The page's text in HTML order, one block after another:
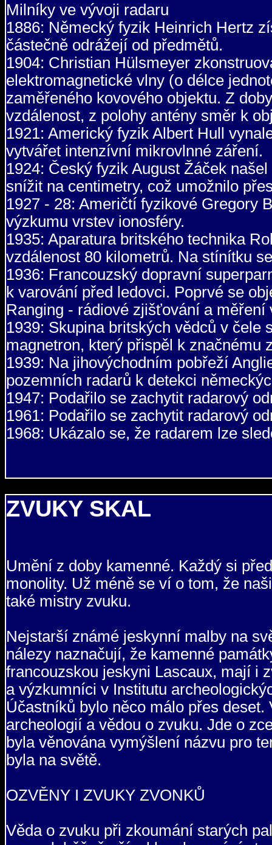
Milníky ve vývoji radaru
1886: Německý fyzik Heinrich Hertz
částečně odrážejí od předmětů.
1904: Christian Hülsmeyer
elektromagnetické vlny (o délce
zaměřeného kovového objektu. Z
vzdálenost, z polohy antény směr k
1921: Americký fyzik Albert Hull
vytvářet intenzívní mikrovlnné záření.
1924: Český fyzik August Žáček
snížit na centimetry, což umožnilo
1927 - 28: Američtí fyzikové Gregory
výzkumu vrstev ionosféry.
1935: Aparatura britského technika
vzdálenost 80 kilometrů. Na stínítku
1936: Francouzský dopravní
k varování před ledovci. Poprvé se
Ranging - rádiové zjišťování a měření
1939: Skupina britských vědců v čele
magnetron, který přispěl k značnému
1939: Na jihovýchodním pobřeží
pozemních radarů k detekci
1947: Podařilo se zachytit radarový
1961: Podařilo se zachytit radarový
1968: Ukázalo se, že radarem lze
ZVUKY SKAL
Umění z doby kamenné. Každý si
monolity. Už méně se ví o tom, že
také mistry zvuku.
Nejstarší známé jeskynní malby na
nálezy naznačují, že kamenné
francouzskou jeskyni Lascaux, mají i
a výzkumníci v Institutu
Účastníků bylo něco málo přes
archeologií a vědou o zvuku. Jde o
byla věnována vymýšlení názvu pro
byla na světě.
OZVĚNY I ZVUKY ZVONKŮ
Věda o zvuku při zkoumání starých